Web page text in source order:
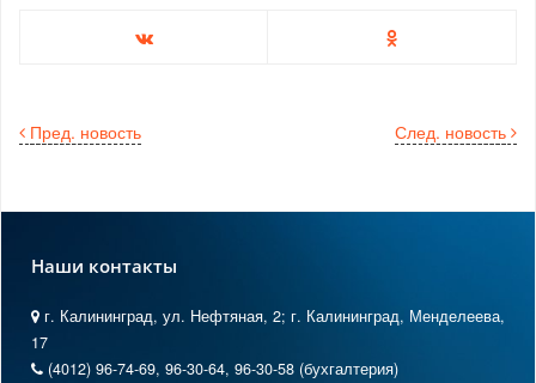
След. новость
Пред. новость
Наши контакты
г. Калининград, ул. Нефтяная, 2; г. Калининград, Менделеева,
17
(4012) 96-74-69, 96-30-64, 96-30-58 (бухгалтерия)